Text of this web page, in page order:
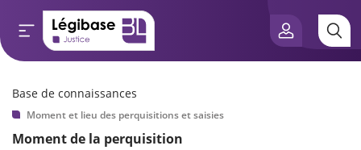
connaissances
Base de connaissances
Moment et lieu des perquisitions et saisies
Moment de la perquisition